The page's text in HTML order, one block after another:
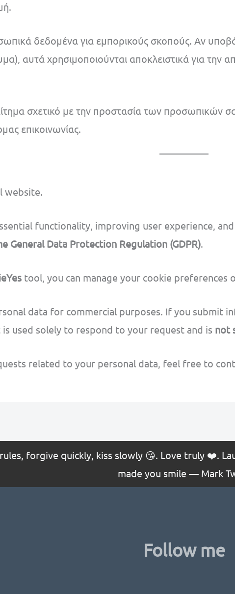
δεδομένα για εμπορικούς σκοπούς. Αν
αυτά χρησιμοποιούνται αποκλειστικά για την
σχετικό με την προστασία των προσωπικών
επικοινωνίας.
website.
functionality, improving user experience,
General Data Protection Regulation (GDPR).
tool, you can manage your cookie preferences
data for commercial purposes. If you submit
is used solely to respond to your request and is not
related to your personal data, feel free to
forgive quickly, kiss slowly 😘. Love truly ❤️.
made you smile — Mark
Follow me